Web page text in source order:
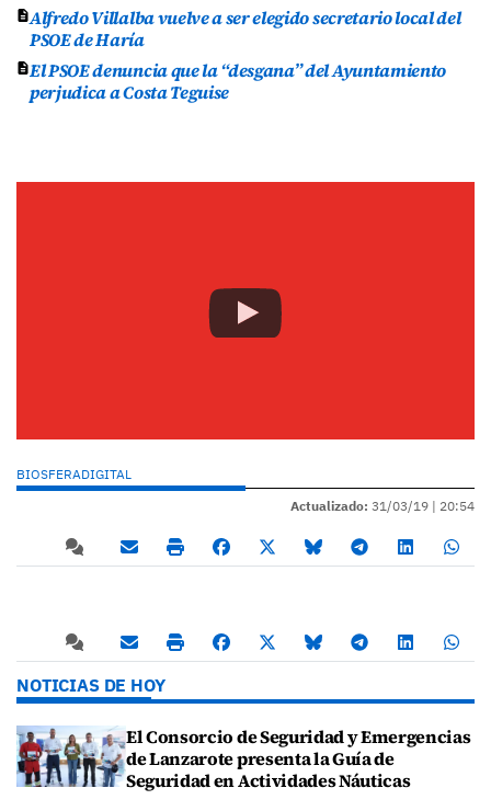
Alfredo Villalba vuelve a ser elegido secretario local del
PSOE de Haría
El PSOE denuncia que la “desgana” del Ayuntamiento
perjudica a Costa Teguise
BIOSFERADIGITAL
Actualizado: 31/03/19 | 20:54
NOTICIAS DE HOY
El Consorcio de Seguridad y Emergencias
de Lanzarote presenta la Guía de
Seguridad en Actividades Náuticas